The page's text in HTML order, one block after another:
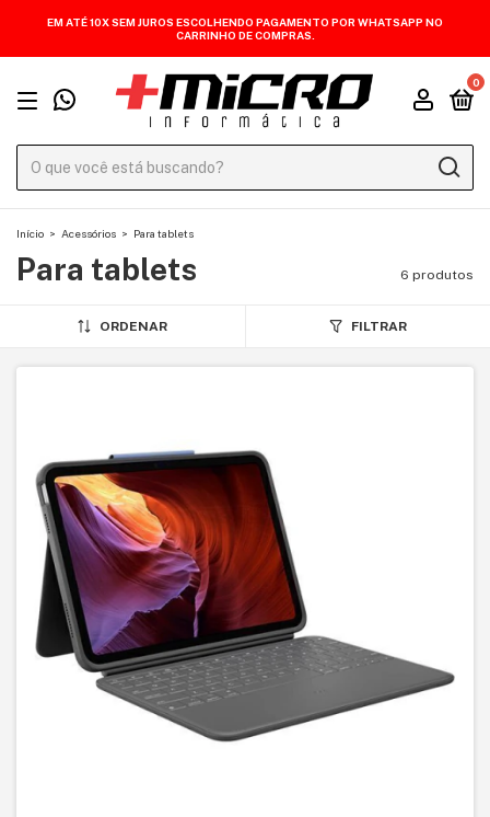
EM ATÉ 10X SEM JUROS ESCOLHENDO PAGAMENTO POR WHATSAPP NO
CARRINHO DE COMPRAS.
0
Início > Acessórios > Para tablets
Para tablets 6 produtos
ORDENAR FILTRAR